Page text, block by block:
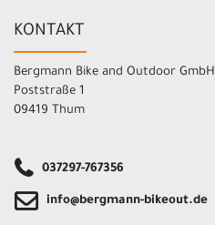
KONTAKT
Bergmann Bike and Outdoor GmbH
Poststraße 1
09419 Thum
037297-767356
info@bergmann-bikeout.de